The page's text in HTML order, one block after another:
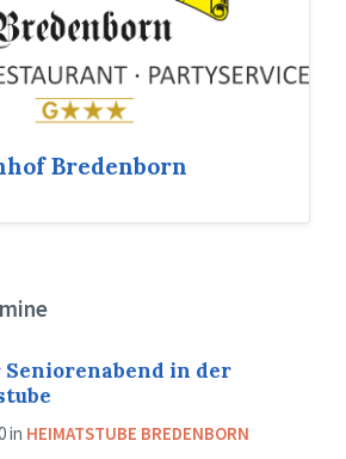
Bredenborn
in der
in HEIMATSTUBE BREDENBORN